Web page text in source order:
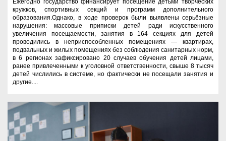
кружков, спортивных секций и программ дополнительного
образования.Однако, в ходе проверок были выявлены серьёзные
нарушения: массовые приписки детей ради искусственного
увеличения посещаемости, занятия в 164 секциях для детей
проводились в неприспособленных помещениях — квартирах,
подвальных и жилых помещениях без соблюдения санитарных норм,
в 6 регионах зафиксировано 20 случаев обучения детей лицами,
ранее привлеченными к уголовной ответственности, свыше 8 тысяч
детей числились в системе, но фактически не посещали занятия и
другие....